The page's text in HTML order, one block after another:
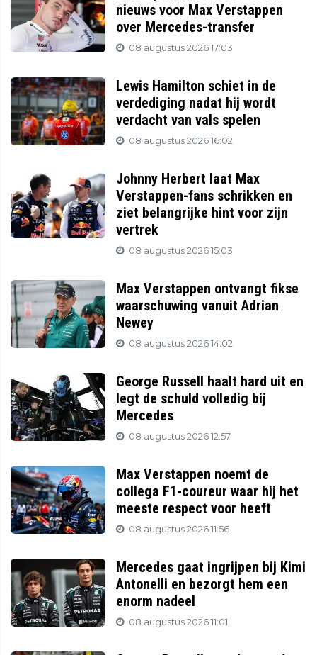
nieuws voor Max Verstappen
over Mercedes-transfer
08 augustus 2026 17:03
Lewis Hamilton schiet in de
verdediging nadat hij wordt
verdacht van vals spelen
08 augustus 2026 16:02
Johnny Herbert laat Max
Verstappen-fans schrikken en
ziet belangrijke hint voor zijn
vertrek
08 augustus 2026 15:03
Max Verstappen ontvangt fikse
waarschuwing vanuit Adrian
Newey
08 augustus 2026 14:02
George Russell haalt hard uit en
legt de schuld volledig bij
Mercedes
08 augustus 2026 12:57
Max Verstappen noemt de
collega F1-coureur waar hij het
meeste respect voor heeft
08 augustus 2026 11:56
Mercedes gaat ingrijpen bij Kimi
Antonelli en bezorgt hem een
enorm nadeel
08 augustus 2026 11:01